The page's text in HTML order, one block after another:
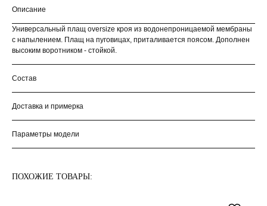
Описание
Универсальный плащ oversize кроя из водонепроницаемой мембраны
с напылением. Плащ на пуговицах, приталивается поясом. Дополнен
высоким воротником - стойкой.
Состав
Доставка и примерка
Параметры модели
ПОХОЖИЕ ТОВАРЫ: